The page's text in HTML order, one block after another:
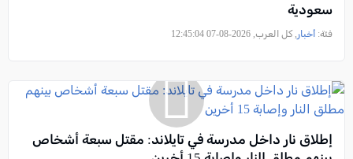
سعودية
فئة: أخبار , كل العرب, 2026-08-07 12:45:04
إطلاق نار داخل مدرسة في تايلاند: مقتل سبعة أشخاص